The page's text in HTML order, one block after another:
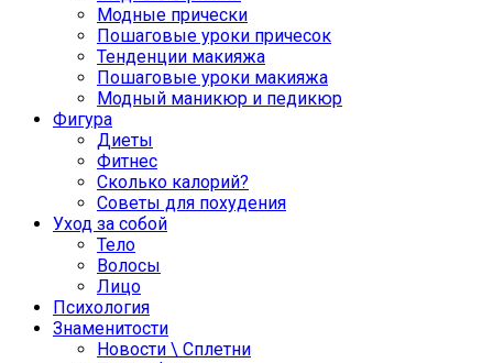
Модные прически
Пошаговые уроки причесок
Тенденции макияжа
Пошаговые уроки макияжа
Модный маникюр и педикюр
Фигура
Диеты
Фитнес
Сколько калорий?
Советы для похудения
Уход за собой
Тело
Волосы
Лицо
Психология
Знаменитости
Новости \ Сплетни